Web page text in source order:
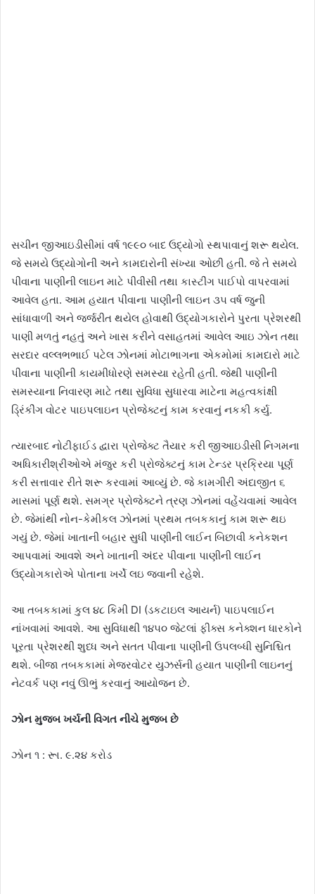
સચીન જીઆઇડીસીમાં વર્ષ ૧૯૯૦ બાદ ઉદ્યોગો સ્થપાવાનું શરૂ થયેલ.
જે સમયે ઉદ્યોગોની અને કામદારોની સંખ્યા ઓછી હતી. જે તે સમયે
પીવાના પાણીની લાઇન માટે પીવીસી તથા કાસ્ટીંગ પાઈપો વાપરવામાં
આવેલ હતા. આમ હયાત પીવાના પાણીની લાઇન ૩૫ વર્ષ જુની
સાંધાવાળી અને જર્જરીત થયેલ હોવાથી ઉદ્યોગકારોને પુરતા પ્રેશરથી
પાણી મળતું નહતું અને ખાસ કરીને વસાહતમાં આવેલ આઇ ઝોન તથા
સરદાર વલ્લભભાઈ પટેલ ઝોનમાં મોટાભાગના એકમોમાં કામદારો માટે
પીવાના પાણીની કાયમીધોરણે સમસ્યા રહેતી હતી. જેથી પાણીની
સમસ્યાના નિવારણ માટે તથા સુવિધા સુધારવા માટેના મહત્વકાંક્ષી
ડ્રિંકીંગ વોટર પાઇપલાઇન પ્રોજેક્ટનું કામ કરવાનું નકકી કર્યુ.
ત્યારબાદ નોટીફાઈડ દ્વારા પ્રોજેક્ટ તૈયાર કરી જીઆઇડીસી નિગમના
અધિકારીશ્રીઓએ મંજુર કરી પ્રોજેક્ટનું કામ ટેન્ડર પ્રક્રિયા પૂર્ણ
કરી સત્તાવાર રીતે શરૂ કરવામાં આવ્યું છે. જે કામગીરી અંદાજીત ૬
માસમાં પૂર્ણ થશે. સમગ્ર પ્રોજેક્ટને ત્રણ ઝોનમાં વહેંચવામાં આવેલ
છે. જેમાંથી નોન-કેમીકલ ઝોનમાં પ્રથમ તબકકાનું કામ શરૂ થઇ
ગયું છે. જેમાં ખાતાની બહાર સુધી પાણીની લાઈન બિછાવી કનેકશન
આપવામાં આવશે અને ખાતાની અંદર પીવાના પાણીની લાઈન
ઉદ્યોગકારોએ પોતાના ખર્ચે લઇ જવાની રહેશે.
આ તબકકામાં કુલ ૪૮ કિમી DI (ડકટાઇલ આયર્ન) પાઇપલાઈન
નાંખવામાં આવશે. આ સુવિધાથી ૧૪૫૦ જેટલાં ફીક્સ કનેક્શન ધારકોને
પૂરતા પ્રેશરથી શુધ્ધ અને સતત પીવાના પાણીની ઉપલબ્ધી સુનિશ્ચિત
થશે. બીજા તબકકામાં મેજરવોટર યુઝર્સની હયાત પાણીની લાઇનનું
નેટવર્ક પણ નવું ઊભું કરવાનું આયોજન છે.
ઝોન મુજબ ખર્ચની વિગત નીચે મુજબ છે
ઝોન ૧ : રૂા. ૯.૨૪ કરોડ